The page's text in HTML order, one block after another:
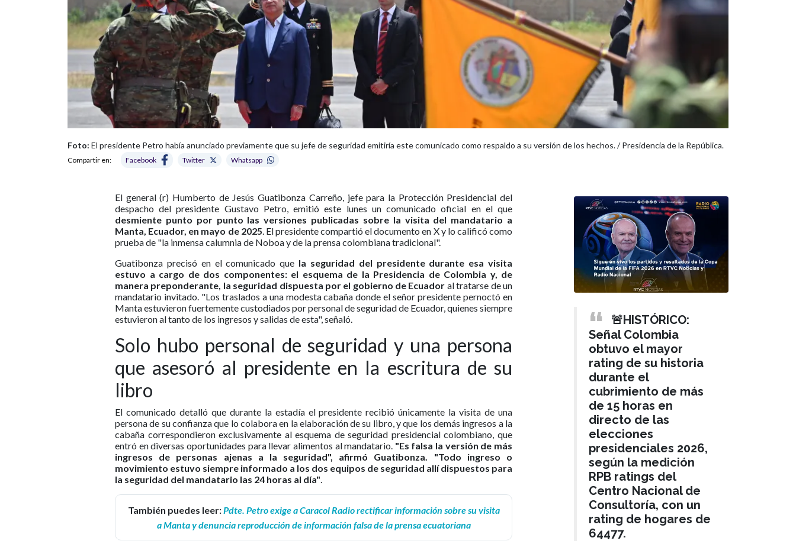
Foto: El presidente Petro había anunciado previamente que su jefe de seguridad emitiría este comunicado como respaldo a su versión de los hechos. / Presidencia de la República.
Compartir en: Facebook Twitter Whatsapp
El general (r) Humberto de Jesús Guatibonza Carreño, jefe para la Protección Presidencial del
despacho del presidente Gustavo Petro, emitió este lunes un comunicado oficial en el que
desmiente punto por punto las versiones publicadas sobre la visita del mandatario a
Manta, Ecuador, en mayo de 2025. El presidente compartió el documento en X y lo calificó como
prueba de "la inmensa calumnia de Noboa y de la prensa colombiana tradicional".
Guatibonza precisó en el comunicado que la seguridad del presidente durante esa visita
estuvo a cargo de dos componentes: el esquema de la Presidencia de Colombia y, de
manera preponderante, la seguridad dispuesta por el gobierno de Ecuador al tratarse de un
mandatario invitado. "Los traslados a una modesta cabaña donde el señor presidente pernoctó en
Manta estuvieron fuertemente custodiados por personal de seguridad de Ecuador, quienes siempre
estuvieron al tanto de los ingresos y salidas de esta", señaló.
Solo hubo personal de seguridad y una persona
que asesoró al presidente en la escritura de su
libro
El comunicado detalló que durante la estadía el presidente recibió únicamente la visita de una
persona de su confianza que lo colabora en la elaboración de su libro, y que los demás ingresos a la
cabaña correspondieron exclusivamente al esquema de seguridad presidencial colombiano, que
entró en diversas oportunidades para llevar alimentos al mandatario. "Es falsa la versión de más
ingresos de personas ajenas a la seguridad", afirmó Guatibonza. "Todo ingreso o
movimiento estuvo siempre informado a los dos equipos de seguridad allí dispuestos para
la seguridad del mandatario las 24 horas al día".
También puedes leer:Pdte. Petro exige a Caracol Radio rectificar información sobre su visita
a Manta y denuncia reproducción de información falsa de la prensa ecuatoriana
🚨HISTÓRICO:
Señal Colombia
obtuvo el mayor
rating de su historia
durante el
cubrimiento de más
de 15 horas en
directo de las
elecciones
presidenciales 2026,
según la medición
RPB ratings del
Centro Nacional de
Consultoría, con un
rating de hogares de
64477.